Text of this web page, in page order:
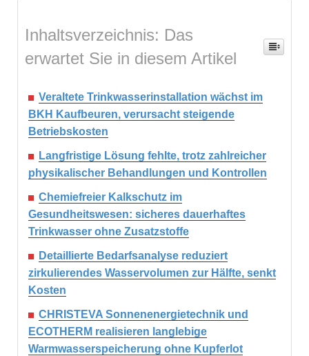
Inhaltsverzeichnis: Das
erwartet Sie in diesem Artikel
Veraltete Trinkwasserinstallation wächst im
BKH Kaufbeuren, verursacht steigende
Betriebskosten
Langfristige Lösung fehlte, trotz zahlreicher
physikalischer Behandlungen und Kontrollen
Chemiefreier Kalkschutz im
Gesundheitswesen: sicheres dauerhaftes
Trinkwasser ohne Zusatzstoffe
Detaillierte Bedarfsanalyse reduziert
zirkulierendes Wasservolumen zur Hälfte, senkt
Kosten
CHRISTEVA Sonnenenergietechnik und
ECOTHERM realisieren langlebige
Warmwasserspeicherung ohne Kupferlot